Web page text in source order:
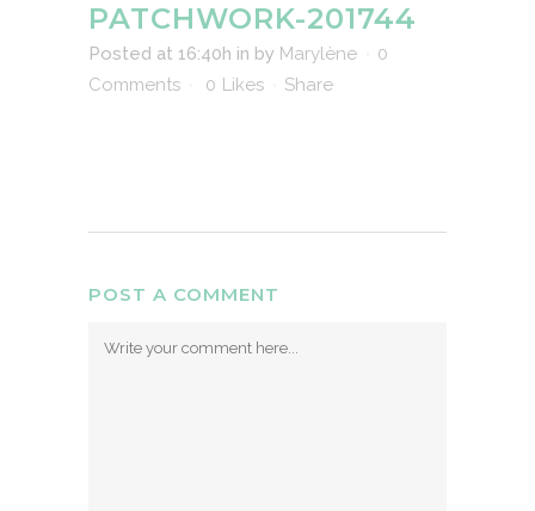
PATCHWORK-201744
Posted at 16:40h in by Marylène
0
Comments
0 Likes Share
POST A COMMENT